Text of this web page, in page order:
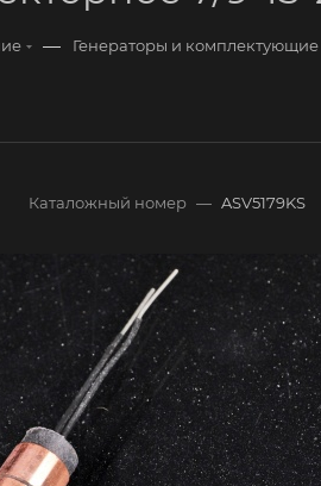
— Генераторы и комплектующие
Каталожный номер — ASV5179KS